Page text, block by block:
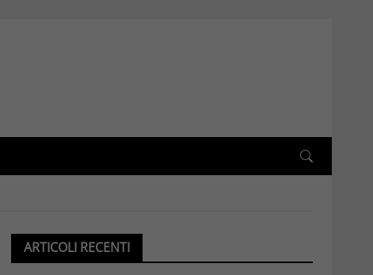
ARTICOLI RECENTI